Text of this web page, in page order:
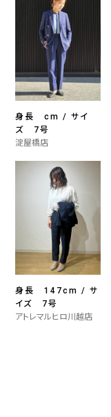
身長 cm / サイ
ズ 7号
淀屋橋店
身長 147cm / サ
イズ 7号
アトレマルヒロ川越店